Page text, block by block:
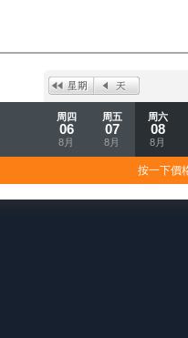
周四
06
8月
周五
07
8月
周六
08
8月
按一下價